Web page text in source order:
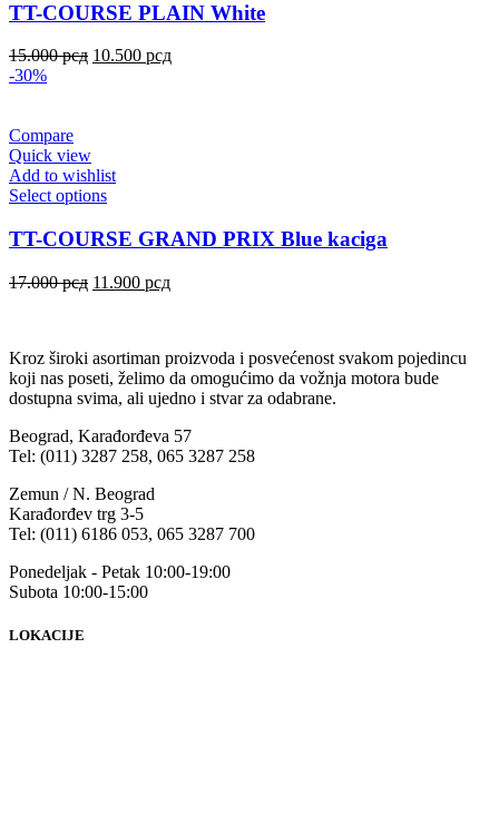
TT-COURSE PLAIN White
15.000рсд 10.500 рсд
-30%
Compare
Quick view
Add to wishlist
Select options
TT-COURSE GRAND PRIX Blue kaciga
17.000рсд 11.900 рсд
Kroz široki asortiman proizvoda i posvećenost svakom pojedincu
koji nas poseti, želimo da omogućimo da vožnja motora bude
dostupna svima, ali ujedno i stvar za odabrane.
Beograd, Karađorđeva 57
Tel: (011) 3287 258, 065 3287 258
Zemun / N. Beograd
Karađorđev trg 3-5
Tel: (011) 6186 053, 065 3287 700
Ponedeljak - Petak 10:00-19:00
Subota 10:00-15:00
LOKACIJE